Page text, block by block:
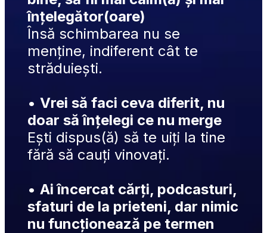
înțelegător(oare)
Însă schimbarea nu se
menține, indiferent cât te
străduiești.
• Vrei să faci ceva diferit, nu
doar să înțelegi ce nu merge
Ești dispus(ă) să te uiți la tine
fără să cauți vinovați.
• Ai încercat cărți, podcasturi,
sfaturi de la prieteni, dar nimic
nu funcționează pe termen